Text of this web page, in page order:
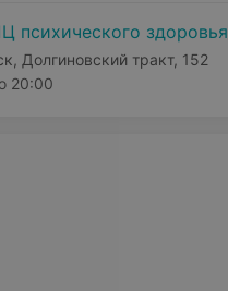
психического здоровья
Долгиновский тракт, 152
20:00